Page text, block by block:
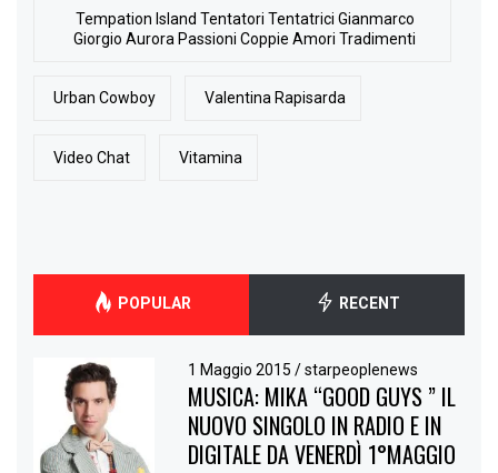
Tempation Island Tentatori Tentatrici Gianmarco
Giorgio Aurora Passioni Coppie Amori Tradimenti
Urban Cowboy Valentina Rapisarda
Video Chat Vitamina
POPULAR RECENT
1 Maggio 2015/ starpeoplenews
MUSICA: MIKA “GOOD GUYS ” IL
NUOVO SINGOLO IN RADIO E IN
DIGITALE DA VENERDÌ 1°MAGGIO